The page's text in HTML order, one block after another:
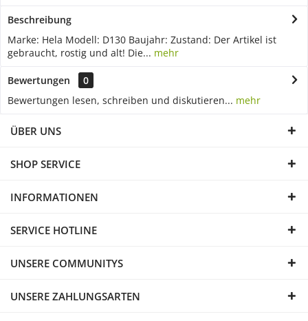
Beschreibung
Marke: Hela Modell: D130 Baujahr: Zustand: Der Artikel ist
gebraucht, rostig und alt! Die... mehr
Bewertungen
0
Bewertungen lesen, schreiben und diskutieren... mehr
ÜBER UNS
SHOP SERVICE
INFORMATIONEN
SERVICE HOTLINE
UNSERE COMMUNITYS
UNSERE ZAHLUNGSARTEN